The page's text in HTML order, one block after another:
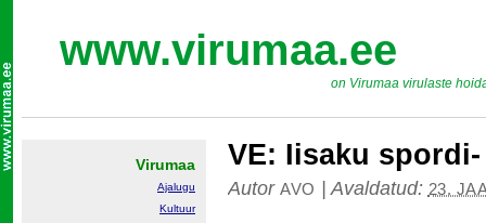
www.virumaa.ee
on Virumaa virulaste
VE: Iisaku
Autor AVO |Avaldatud: 23.
Virumaa
Ajalugu
Kultuur